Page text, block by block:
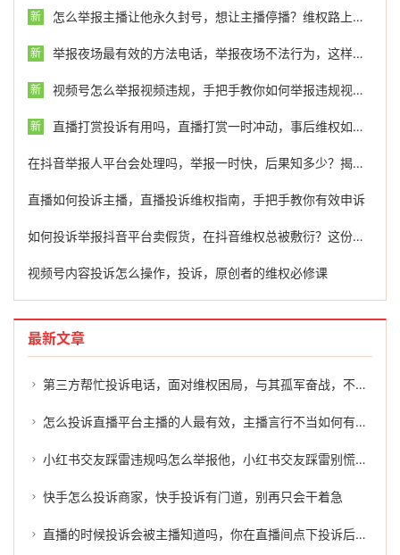
新 怎么举报主播让他永久封号，想让主播停播？维权路上，或许还有一个更理性的选择
新 举报夜场最有效的方法电话，举报夜场不法行为，这样取证才最有效
新 视频号怎么举报视频违规，手把手教你如何举报违规视频号，维护清朗网络环境
新 直播打赏投诉有用吗，直播打赏一时冲动，事后维权如何落袋为安
在抖音举报人平台会处理吗，举报一时快，后果知多少？揭开抖音举报功能背后的真相
直播如何投诉主播，直播投诉维权指南，手把手教你有效申诉
如何投诉举报抖音平台卖假货，在抖音维权总被敷衍？这份高效投诉举报指南请收好
视频号内容投诉怎么操作，投诉，原创者的维权必修课
最新文章
第三方帮忙投诉电话，面对维权困局，与其孤军奋战，不如让第三方帮忙投诉为你打开破局之门
怎么投诉直播平台主播的人最有效，主播言行不当如何有效投诉？这份维权指南请收好
小红书交友踩雷违规吗怎么举报他，小红书交友踩雷别慌张，这份维权与举报指南请收好
快手怎么投诉商家，快手投诉有门道，别再只会干着急
直播的时候投诉会被主播知道吗，你在直播间点下投诉后，主播真的能看到是你吗？